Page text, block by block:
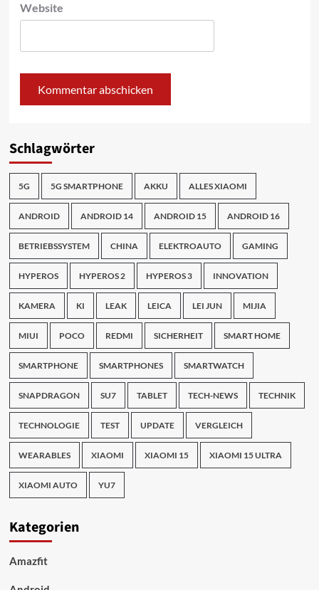
Website
Schlagwörter
5G 5G SMARTPHONE AKKU ALLES XIAOMI
ANDROID ANDROID 14 ANDROID 15 ANDROID 16
BETRIEBSSYSTEM CHINA ELEKTROAUTO GAMING
HYPEROS HYPEROS 2 HYPEROS 3 INNOVATION
KAMERA KI LEAK LEICA LEI JUN MIJIA
MIUI POCO REDMI SICHERHEIT SMART HOME
SMARTPHONE SMARTPHONES SMARTWATCH
SNAPDRAGON SU7 TABLET TECH-NEWS TECHNIK
TECHNOLOGIE TEST UPDATE VERGLEICH
WEARABLES XIAOMI XIAOMI 15 XIAOMI 15 ULTRA
XIAOMI AUTO YU7
Kategorien
Amazfit